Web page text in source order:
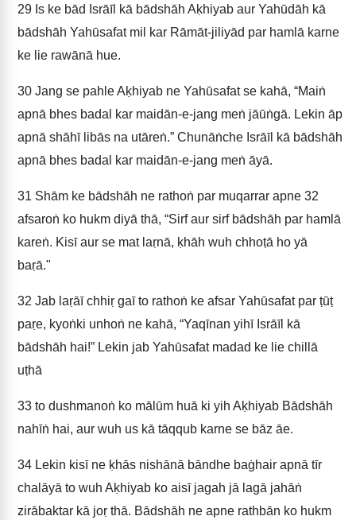
29 Is ke bād Isrāīl kā bādshāh Aḳhiyab aur Yahūdāh kā
bādshāh Yahūsafat mil kar Rāmāt-jiliyād par hamlā karne
ke lie rawānā hue.
30 Jang se pahle Aḳhiyab ne Yahūsafat se kahā, “Maiṅ
apnā bhes badal kar maidān-e-jang meṅ jāūṅgā. Lekin āp
apnā shāhī libās na utāreṅ.” Chunāṅche Isrāīl kā bādshāh
apnā bhes badal kar maidān-e-jang meṅ āyā.
31 Shām ke bādshāh ne rathoṅ par muqarrar apne 32
afsaroṅ ko hukm diyā thā, “Sirf aur sirf bādshāh par hamlā
kareṅ. Kisī aur se mat laṛnā, ḳhāh wuh chhoṭā ho yā
baṛā."
32 Jab laṛāī chhiṛ gaī to rathoṅ ke afsar Yahūsafat par ṭūṭ
paṛe, kyoṅki unhoṅ ne kahā, “Yaqīnan yihī Isrāīl kā
bādshāh hai!” Lekin jab Yahūsafat madad ke lie chillā
uṭhā
33 to dushmanoṅ ko mālūm huā ki yih Aḳhiyab Bādshāh
nahīṅ hai, aur wuh us kā tāqqub karne se bāz āe.
34 Lekin kisī ne ḳhās nishānā bāndhe baġhair apnā tīr
chalāyā to wuh Aḳhiyab ko aisī jagah jā lagā jahāṅ
zirābaktar kā joṛ thā. Bādshāh ne apne rathbān ko hukm